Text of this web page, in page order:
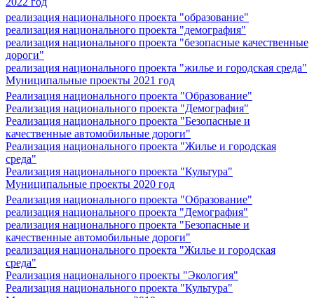
реализация национального проекта "образование"
реализация национального проекта "демография"
реализация национального проекта "безопасные качественные
дороги"
реализация национального проекта "жилье и городская среда"
Муниципальные проекты 2021 год
Реализация национального проекта "Образование"
Реализация национального проекта "Демография"
Реализация национального проекта "Безопасные и
качественные автомобильные дороги"
Реализация национального проекта "Жилье и городская
среда"
Реализация национального проекта "Культура"
Муниципальные проекты 2020 год
Реализация национального проекта "Образование"
реализация национального проекта "Демография"
реализация национального проекта "Безопасные и
качественные автомобильные дороги"
реализация национального проекта "Жилье и городская
среда"
Реализация национального проекты "Экология"
Реализация национального проекта "Культура"